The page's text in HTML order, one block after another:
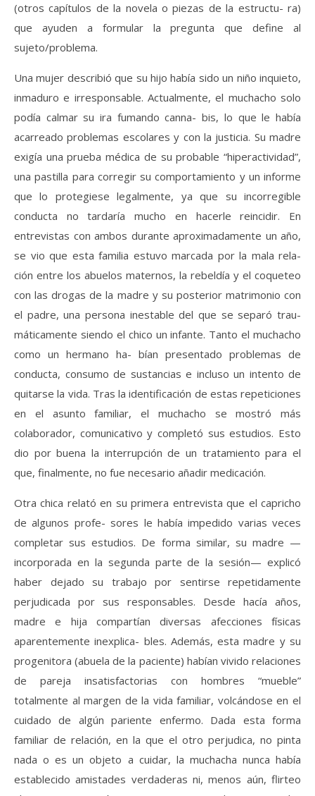
(otros capítulos de la novela o piezas de la estructu- ra)
que ayuden a formular la pregunta que define al
sujeto/problema.
Una mujer describió que su hijo había sido un niño inquieto,
inmaduro e irresponsable. Actualmente, el muchacho solo
podía calmar su ira fumando canna- bis, lo que le había
acarreado problemas escolares y con la justicia. Su madre
exigía una prueba médica de su probable “hiperactividad”,
una pastilla para corregir su comportamiento y un informe
que lo protegiese legalmente, ya que su incorregible
conducta no tardaría mucho en hacerle reincidir. En
entrevistas con ambos durante aproximadamente un año,
se vio que esta familia estuvo marcada por la mala rela-
ción entre los abuelos maternos, la rebeldía y el coqueteo
con las drogas de la madre y su posterior matrimonio con
el padre, una persona inestable del que se separó trau-
máticamente siendo el chico un infante. Tanto el muchacho
como un hermano ha- bían presentado problemas de
conducta, consumo de sustancias e incluso un intento de
quitarse la vida. Tras la identificación de estas repeticiones
en el asunto familiar, el muchacho se mostró más
colaborador, comunicativo y completó sus estudios. Esto
dio por buena la interrupción de un tratamiento para el
que, finalmente, no fue necesario añadir medicación.
Otra chica relató en su primera entrevista que el capricho
de algunos profe- sores le había impedido varias veces
completar sus estudios. De forma similar, su madre —
incorporada en la segunda parte de la sesión— explicó
haber dejado su trabajo por sentirse repetidamente
perjudicada por sus responsables. Desde hacía años,
madre e hija compartían diversas afecciones físicas
aparentemente inexplica- bles. Además, esta madre y su
progenitora (abuela de la paciente) habían vivido relaciones
de pareja insatisfactorias con hombres “mueble”
totalmente al margen de la vida familiar, volcándose en el
cuidado de algún pariente enfermo. Dada esta forma
familiar de relación, en la que el otro perjudica, no pinta
nada o es un objeto a cuidar, la muchacha nunca había
establecido amistades verdaderas ni, menos aún, flirteo